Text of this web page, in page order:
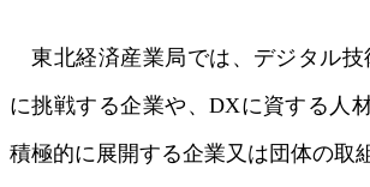
東北経済産業局では、デジタル技
に挑戦する企業や、DXに資する人
積極的に展開する企業又は団体の取